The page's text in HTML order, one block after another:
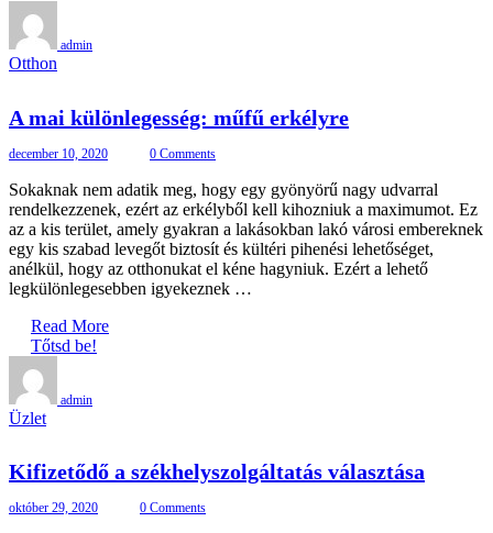
admin
Otthon
A mai különlegesség: műfű erkélyre
december 10, 2020 0 Comments
Sokaknak nem adatik meg, hogy egy gyönyörű nagy udvarral
rendelkezzenek, ezért az erkélyből kell kihozniuk a maximumot. Ez
az a kis terület, amely gyakran a lakásokban lakó városi embereknek
egy kis szabad levegőt biztosít és kültéri pihenési lehetőséget,
anélkül, hogy az otthonukat el kéne hagyniuk. Ezért a lehető
legkülönlegesebben igyekeznek …
Read More
Tőtsd be!
admin
Üzlet
Kifizetődő a székhelyszolgáltatás választása
október 29, 2020 0 Comments